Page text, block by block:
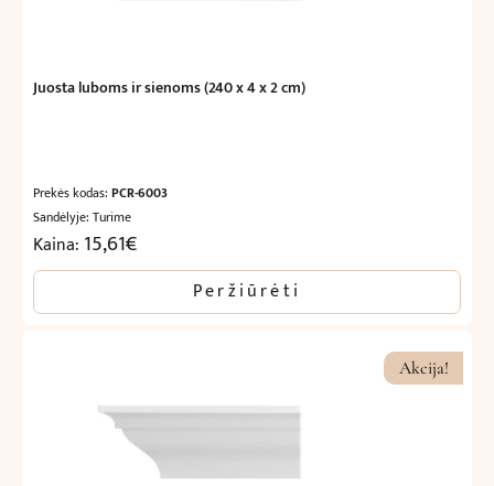
Juosta luboms ir sienoms (240 x 4 x 2 cm)
Prekės kodas: PCR-6003
Sandėlyje: Turime
Kaina: 15,61€
Peržiūrėti
Akcija!